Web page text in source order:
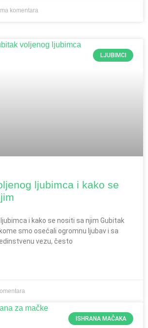
komentara
LJUBIMCI
ljubimca i kako se
i kako se nositi sa njim Gubitak
smo osećali ogromnu ljubav i sa
vezu, često
ISHRANA MAČAKA